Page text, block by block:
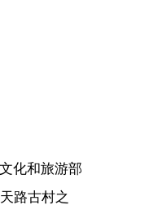
化和旅游部
路古村之